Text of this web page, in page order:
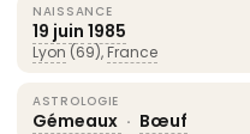
NAISSANCE
19 juin 1985
Lyon (69), France
ASTROLOGIE
Gémeaux · Bœuf